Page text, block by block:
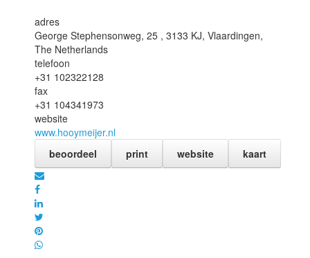
adres
George Stephensonweg, 25 , 3133 KJ, Vlaardingen,
The Netherlands
telefoon
+31 102322128
fax
+31 104341973
website
www.hooymeijer.nl
beoordeel
print website kaart